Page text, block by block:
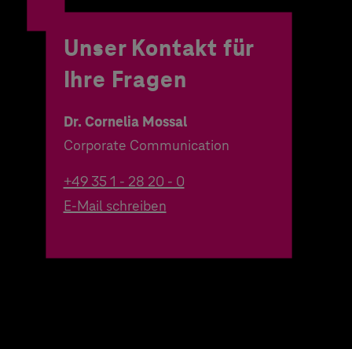
Unser Kontakt für
Ihre Fragen
Dr. Cornelia Mossal
Corporate Communication
+49 35 1 - 28 20 - 0
E-Mail schreiben